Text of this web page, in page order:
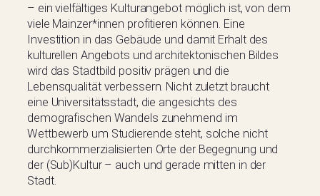
– ein vielfältiges Kulturangebot möglich ist, von dem
viele Mainzer*innen profitieren können. Eine
Investition in das Gebäude und damit Erhalt des
kulturellen Angebots und architektonischen Bildes
wird das Stadtbild positiv prägen und die
Lebensqualität verbessern. Nicht zuletzt braucht
eine Universitätsstadt, die angesichts des
demografischen Wandels zunehmend im
Wettbewerb um Studierende steht, solche nicht
durchkommerzialisierten Orte der Begegnung und
der (Sub)Kultur – auch und gerade mitten in der
Stadt.